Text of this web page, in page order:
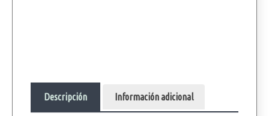
Descripción Información adicional